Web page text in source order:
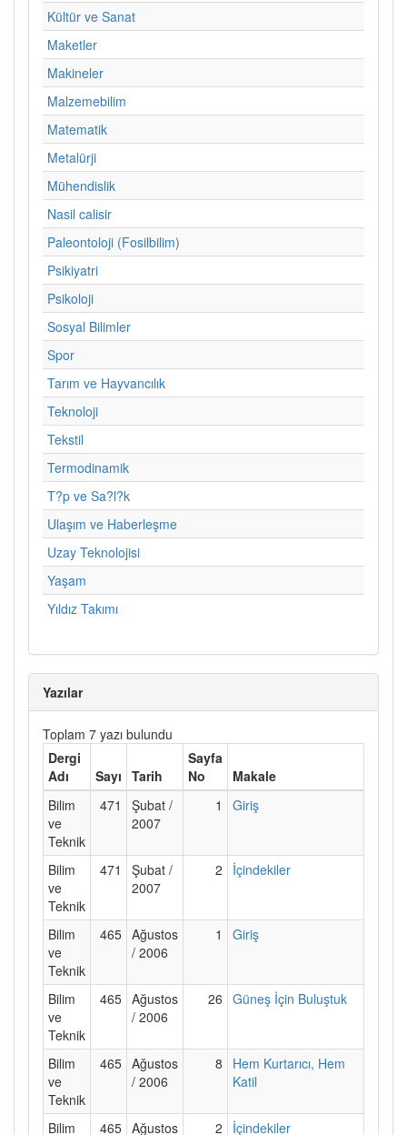
Kültür ve Sanat
Maketler
Makineler
Malzemebilim
Matematik
Metalürji
Mühendislik
Nasil calisir
Paleontoloji (Fosilbilim)
Psikiyatri
Psikoloji
Sosyal Bilimler
Spor
Tarım ve Hayvancılık
Teknoloji
Tekstil
Termodinamik
T?p ve Sa?l?k
Ulaşım ve Haberleşme
Uzay Teknolojisi
Yaşam
Yıldız Takımı
Yazılar
Toplam 7 yazı bulundu
Dergi
Adı
Sayı Tarih
Sayfa
No
Makale
Bilim
ve
Teknik
471
Şubat /
2007
1 Giriş
Bilim
ve
Teknik
471
Şubat /
2007
2 İçindekiler
Bilim
ve
Teknik
465 Ağustos
/ 2006
1 Giriş
Bilim
ve
Teknik
465 Ağustos
/ 2006
26 Güneş İçin Buluştuk
Bilim
ve
Teknik
465 Ağustos
/ 2006
8
Hem Kurtarıcı, Hem
Katil
Bilim 465 Ağustos 2 İçindekiler